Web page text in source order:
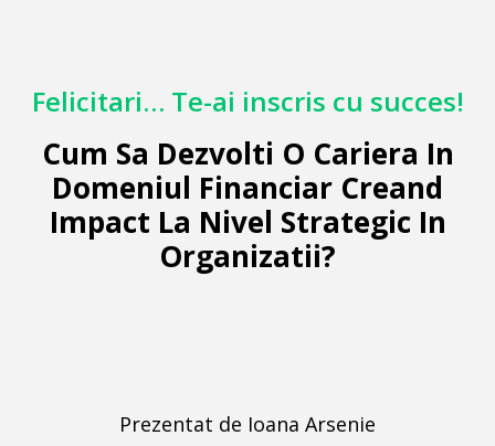
Felicitari… Te-ai inscris cu succes!
Cum Sa Dezvolti O Cariera In
Domeniul Financiar Creand
Impact La Nivel Strategic In
Organizatii?
Prezentat de Ioana Arsenie